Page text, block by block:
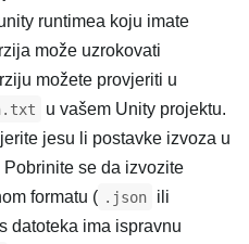
runtimea koju imate
može uzrokovati
možete provjeriti u
u vašem Unity projektu.
jesu li postavke izvoza u
se da izvozite
formatu ( .json ili
datoteka ima ispravnu